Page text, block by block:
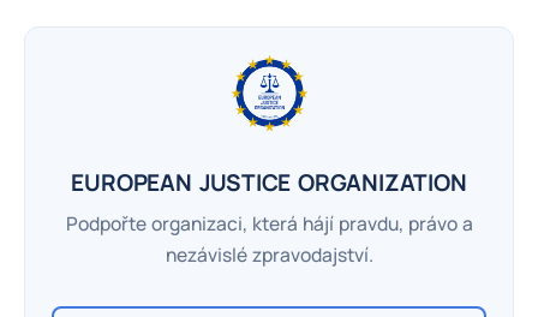
EUROPEAN JUSTICE ORGANIZATION
Podpořte organizaci, která hájí pravdu, právo a
nezávislé zpravodajství.